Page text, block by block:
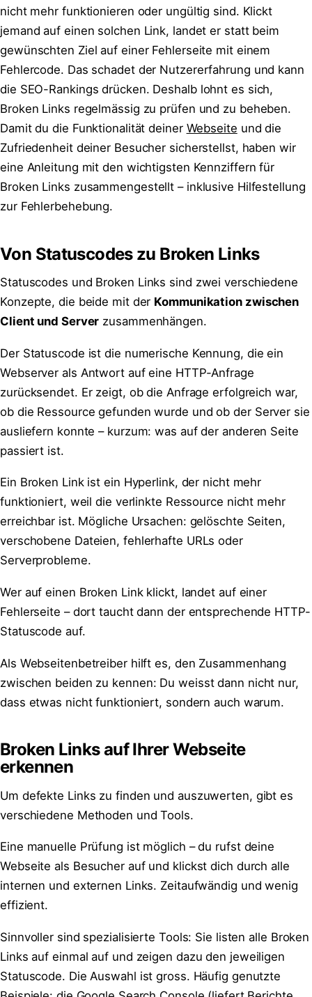
nicht mehr funktionieren oder ungültig sind. Klickt
jemand auf einen solchen Link, landet er statt beim
gewünschten Ziel auf einer Fehlerseite mit einem
Fehlercode. Das schadet der Nutzererfahrung und kann
die SEO-Rankings drücken. Deshalb lohnt es sich,
Broken Links regelmässig zu prüfen und zu beheben.
Damit du die Funktionalität deiner Webseite und die
Zufriedenheit deiner Besucher sicherstellst, haben wir
eine Anleitung mit den wichtigsten Kennziffern für
Broken Links zusammengestellt – inklusive Hilfestellung
zur Fehlerbehebung.
Von Statuscodes zu Broken Links
Statuscodes und Broken Links sind zwei verschiedene
Konzepte, die beide mit der Kommunikation zwischen
Client und Server zusammenhängen.
Der Statuscode ist die numerische Kennung, die ein
Webserver als Antwort auf eine HTTP-Anfrage
zurücksendet. Er zeigt, ob die Anfrage erfolgreich war,
ob die Ressource gefunden wurde und ob der Server sie
ausliefern konnte – kurzum: was auf der anderen Seite
passiert ist.
Ein Broken Link ist ein Hyperlink, der nicht mehr
funktioniert, weil die verlinkte Ressource nicht mehr
erreichbar ist. Mögliche Ursachen: gelöschte Seiten,
verschobene Dateien, fehlerhafte URLs oder
Serverprobleme.
Wer auf einen Broken Link klickt, landet auf einer
Fehlerseite – dort taucht dann der entsprechende HTTP-
Statuscode auf.
Als Webseitenbetreiber hilft es, den Zusammenhang
zwischen beiden zu kennen: Du weisst dann nicht nur,
dass etwas nicht funktioniert, sondern auch warum.
Broken Links auf Ihrer Webseite
erkennen
Um defekte Links zu finden und auszuwerten, gibt es
verschiedene Methoden und Tools.
Eine manuelle Prüfung ist möglich – du rufst deine
Webseite als Besucher auf und klickst dich durch alle
internen und externen Links. Zeitaufwändig und wenig
effizient.
Sinnvoller sind spezialisierte Tools: Sie listen alle Broken
Links auf einmal auf und zeigen dazu den jeweiligen
Statuscode. Die Auswahl ist gross. Häufig genutzte